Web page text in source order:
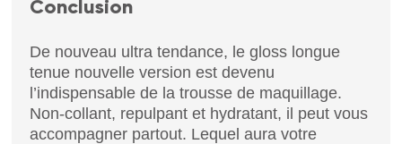
Conclusion
De nouveau ultra tendance, le gloss longue
tenue nouvelle version est devenu
l’indispensable de la trousse de maquillage.
Non-collant, repulpant et hydratant, il peut vous
accompagner partout. Lequel aura votre